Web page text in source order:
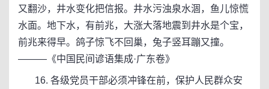
又翻沙，井水变化把信报。井水污浊泉水涸，鱼儿惊慌
水面。地下水，有前兆，大涨大落地震到井水是个宝，
前兆来得早。鸽子惊飞不回巢，兔子竖耳蹦又撞。
———《中国民间谚语集成·广东卷》
16. 各级党员干部必须冲锋在前，保护人民群众安